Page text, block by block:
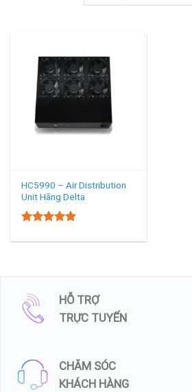
HC5990 – Air Distribution
Unit Hãng Delta
out of 5
HỖ TRỢ
TRỰC TUYẾN
CHĂM SÓC
KHÁCH HÀNG